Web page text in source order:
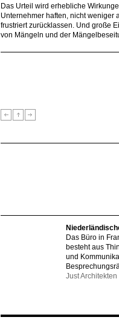
Das Urteil wird erhebliche
Unternehmer haften, nicht weniger
frustriert zurücklassen. Und große
von Mängeln und der
Das Büro in
besteht aus
und
Just Architekten